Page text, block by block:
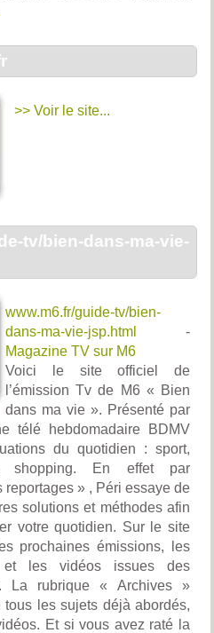
>> Voir le site...
tv/bien-dans-ma-vie-
www.m6.fr/guide-tv/bien-
dans-ma-vie-jsp.html
-
Magazine TV sur M6
Voici le site officiel de
l’émission Tv de M6 « Bien
dans ma vie ». Présenté par
télé hebdomadaire BDMV
du quotidien : sport,
shopping. En effet par
reportages » , Péri essaye de
solutions et méthodes afin
votre quotidien. Sur le site
prochaines émissions, les
et les vidéos issues des
La rubrique « Archives »
les sujets déjà abordés,
Et si vous avez raté la